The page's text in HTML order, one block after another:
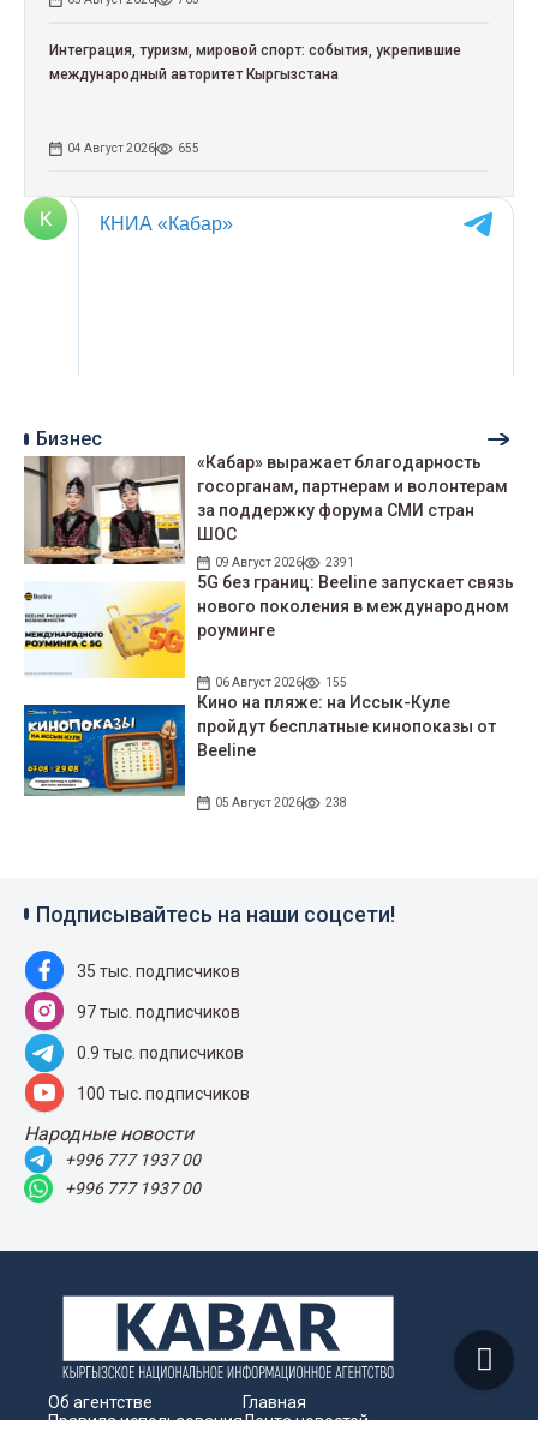
Интеграция, туризм, мировой спорт: события, укрепившие
международный авторитет Кыргызстана
04 Август 2026 655
Бизнес
«Кабар» выражает благодарность
госорганам, партнерам и волонтерам
за поддержку форума СМИ стран
ШОС
09 Август 2026 2391
5G без границ: Beeline запускает связь
нового поколения в международном
роуминге
06 Август 2026 155
Кино на пляже: на Иссык-Куле
пройдут беcплатные кинопоказы от
Beeline
05 Август 2026 238
Подписывайтесь на наши соцсети!
35 тыс. подписчиков
97 тыс. подписчиков
0.9 тыс. подписчиков
100 тыс. подписчиков
Народные новости
+996 777 1937 00
+996 777 1937 00
Об агентстве
Правила использования
Главная
Лента новостей